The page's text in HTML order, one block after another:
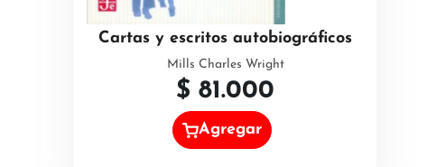
Cartas y escritos autobiográficos
Mills Charles Wright
$ 81.000
Agregar